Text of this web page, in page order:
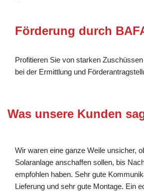
Förderung durch
Profitieren Sie von starken
bei der Ermittlung und
Was unsere Kunden
Wir waren eine ganze Weile unsicher,
Solaranlage anschaffen sollen, bis
empfohlen haben. Sehr gute
Lieferung und sehr gute Montage. Ein